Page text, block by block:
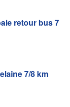
retour bus 7
7/8 km